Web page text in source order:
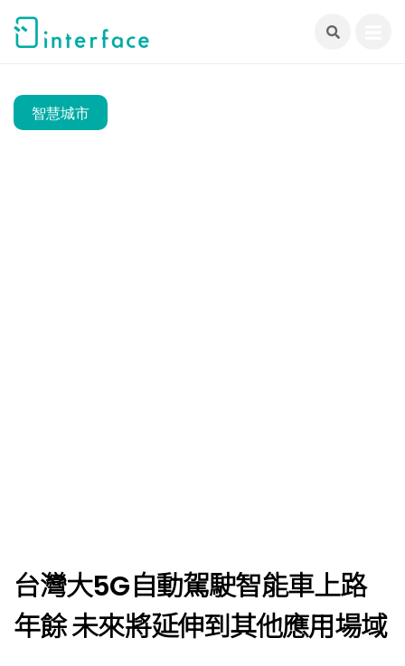
智慧城市
台灣大5G自動駕駛智能車上路
年餘 未來將延伸到其他應用場域